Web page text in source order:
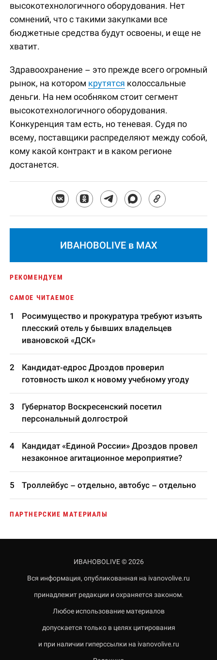
высокотехнологичного оборудования. Нет
сомнений, что с такими закупками все
бюджетные средства будут освоены, и еще не
хватит.
Здравоохранение – это прежде всего огромный
рынок, на котором крутятся колоссальные
деньги. На нем особняком стоит сегмент
высокотехнологичного оборудования.
Конкуренция там есть, но теневая. Судя по
всему, поставщики распределяют между собой,
кому какой контракт и в каком регионе
достанется.
ИВАНОВОLIVE в MAX
РЕКОМЕНДУЕМ
САМОЕ ЧИТАЕМОЕ
Росимущество и прокуратура требуют изъять
плесский отель у бывших владельцев
ивановской «ДСК»
Кандидат-едрос Дроздов проверил
готовность школ к новому учебному угоду
Губернатор Воскресенский посетил
персональный долгострой
Кандидат «Единой России» Дроздов провел
незаконное агитационное мероприятие?
Троллейбус – отдельно, автобус – отдельно
ПАРТНЕРСКИЕ МАТЕРИАЛЫ
ИВАНОВОLIVE © 2026
Вся информация, опубликованная на ivanovolive.ru
принадлежит редакции и охраняется законом.
Любое использование материалов
допускается только в целях цитирования
и при наличии гиперссылки на ivanovolive.ru